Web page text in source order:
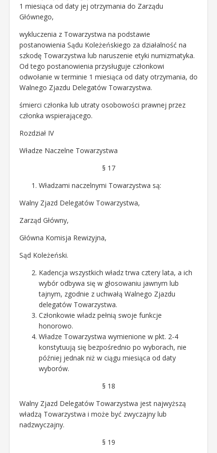
1 miesiąca od daty jej otrzymania do Zarządu
Głównego,
wykluczenia z Towarzystwa na podstawie
postanowienia Sądu Koleżeńskiego za działalność na
szkodę Towarzystwa lub naruszenie etyki numizmatyka.
Od tego postanowienia przysługuje członkowi
odwołanie w terminie 1 miesiąca od daty otrzymania, do
Walnego Zjazdu Delegatów Towarzystwa.
śmierci członka lub utraty osobowości prawnej przez
członka wspierającego.
Rozdział IV
Władze Naczelne Towarzystwa
§ 17
Władzami naczelnymi Towarzystwa są:
Walny Zjazd Delegatów Towarzystwa,
Zarząd Główny,
Główna Komisja Rewizyjna,
Sąd Koleżeński.
Kadencja wszystkich władz trwa cztery lata, a ich
wybór odbywa się w głosowaniu jawnym lub
tajnym, zgodnie z uchwałą Walnego Zjazdu
delegatów Towarzystwa.
Członkowie władz pełnią swoje funkcje
honorowo.
Władze Towarzystwa wymienione w pkt. 2-4
konstytuują się bezpośrednio po wyborach, nie
później jednak niż w ciągu miesiąca od daty
wyborów.
§ 18
Walny Zjazd Delegatów Towarzystwa jest najwyższą
władzą Towarzystwa i może być zwyczajny lub
nadzwyczajny.
§ 19